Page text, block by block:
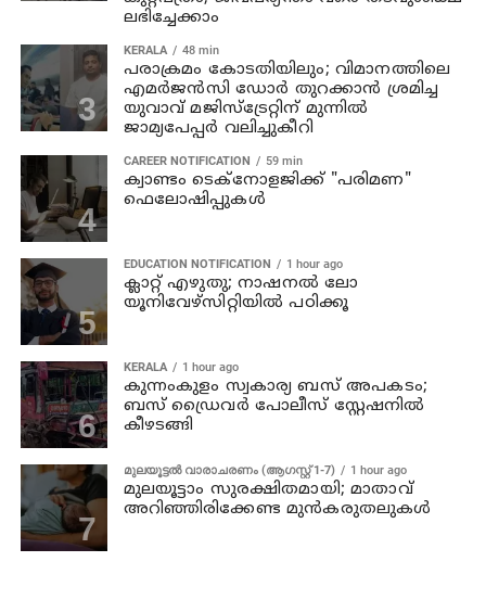
ലഭിച്ചേക്കാം
KERALA 48 min
പരാക്രമം കോടതിയിലും; വിമാനത്തിലെ
എമര്‍ജന്‍സി ഡോര്‍ തുറക്കാന്‍ ശ്രമിച്ച
യുവാവ് മജിസ്ട്രേറ്റിന് മുന്നില്‍
ജാമ്യപേപ്പര്‍ വലിച്ചുകീറി
CAREER NOTIFICATION 59 min
ക്വാണ്ടം ടെക്‌നോളജിക്ക് "പരിമണ"
ഫെലോഷിപ്പുകൾ
EDUCATION NOTIFICATION 1 hour ago
ക്ലാറ്റ് എഴുതു; നാഷനൽ ലോ
യൂനിവേഴ്‌സിറ്റിയിൽ പഠിക്കൂ
KERALA 1 hour ago
കുന്നംകുളം സ്വകാര്യ ബസ് അപകടം;
ബസ് ഡ്രൈവര്‍ പോലീസ് സ്റ്റേഷനില്‍
കീഴടങ്ങി
മുലയൂട്ടൽ വാരാചരണം (ആഗസ്റ്റ് 1-7) 1 hour ago
മുലയൂട്ടാം സുരക്ഷിതമായി; മാതാവ്
അറിഞ്ഞിരിക്കേണ്ട മുൻകരുതലുകൾ